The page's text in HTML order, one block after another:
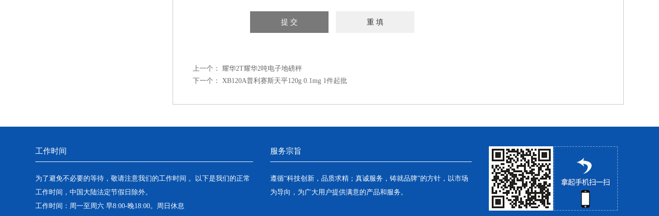
上一个：
耀华2T耀华2吨电子地磅秤
下一个：
XB120A普利赛斯天平120g 0.1mg 1件起批
工作时间
为了避免不必要的等待，敬请注意我们的工作时间 。以下是我们的正常
工作时间，中国大陆法定节假日除外。
工作时间：周一至周六 早8:00-晚18:00。周日休息
服务宗旨
遵循“科技创新，品质求精；真诚服务，铸就品牌”的方针，以市场
为导向，为广大用户提供满意的产品和服务。